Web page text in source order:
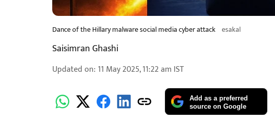
Dance of the Hillary malware social media cyber attack esakal
Saisimran Ghashi
Updated on: 11 May 2025, 11:22 am IST
Add as a preferred
source on Google